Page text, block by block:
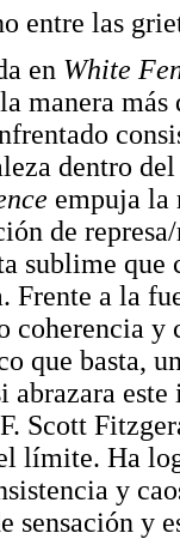
entre las
en White
manera
dentro
empuja la
de
sublime
Frente a la
coherencia y
que basta,
abrazara
Scott
límite. Ha
y
sensación y